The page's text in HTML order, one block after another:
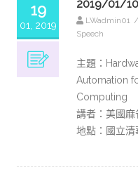
19
01, 2019
2019/01/
LWadmin01 /
Speech
主題：
Automation
Computing
講者：美國
地點：國立清